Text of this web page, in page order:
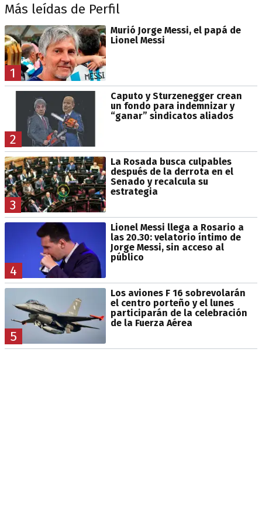
Más leídas de Perfil
1
Murió Jorge Messi, el papá de
Lionel Messi
2
Caputo y Sturzenegger crean
un fondo para indemnizar y
“ganar” sindicatos aliados
3
La Rosada busca culpables
después de la derrota en el
Senado y recalcula su
estrategia
4
Lionel Messi llega a Rosario a
las 20.30: velatorio íntimo de
Jorge Messi, sin acceso al
público
5
Los aviones F 16 sobrevolarán
el centro porteño y el lunes
participarán de la celebración
de la Fuerza Aérea